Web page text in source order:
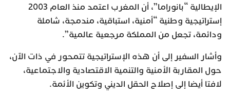
الإيطالية “بانوراما”، أن المغرب اعتمد منذ العام 2003
إستراتيجية وطنية “أمنية، استباقية، مندمجة، شاملة
ودائمة، تجعل من المملكة مرجعية عالمية”.
وأشار السفير إلى أن هذه الإستراتيجية تتمحور في ذات الآن،
حول المقاربة الأمنية والتنمية الاقتصادية والاجتماعية،
لافتا أيضا إلى إصلاح الحقل الديني وتكوين الأئمة.